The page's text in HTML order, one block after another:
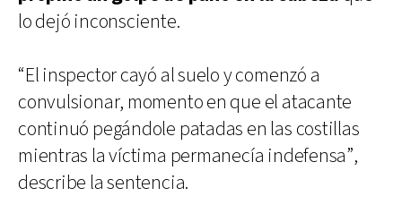
lo dejó inconsciente.
“El inspector cayó al suelo y comenzó a
convulsionar, momento en que el atacante
continuó pegándole patadas en las costillas
mientras la víctima permanecía indefensa”,
describe la sentencia.